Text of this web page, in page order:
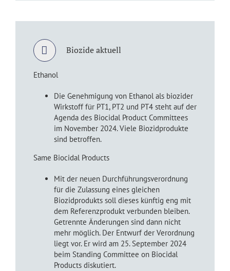
Biozide aktuell
Ethanol
Die Genehmigung von Ethanol als biozider
Wirkstoff für PT1, PT2 und PT4 steht auf der
Agenda des Biocidal Product Committees
im November 2024. Viele Biozidprodukte
sind betroffen.
Same Biocidal Products
Mit der neuen Durchführungsverordnung
für die Zulassung eines gleichen
Biozidprodukts soll dieses künftig eng mit
dem Referenzprodukt verbunden bleiben.
Getrennte Änderungen sind dann nicht
mehr möglich. Der Entwurf der Verordnung
liegt vor. Er wird am 25. September 2024
beim Standing Committee on Biocidal
Products diskutiert.